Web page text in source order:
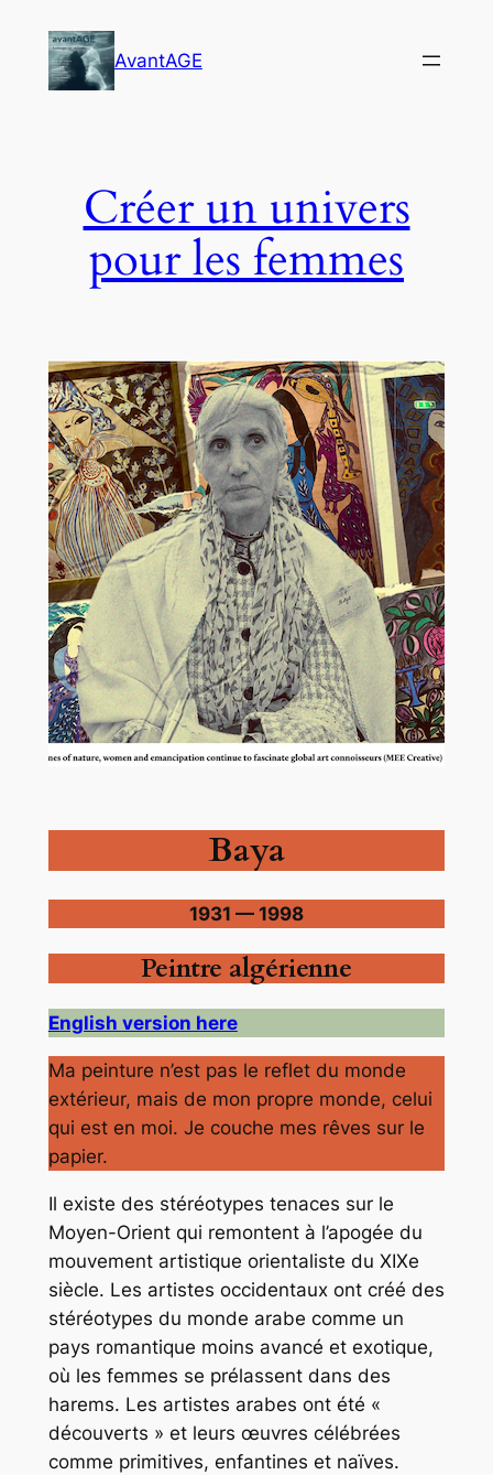
content
AvantAGE
Créer un univers
pour les femmes
Baya
1931 — 1998
Peintre algérienne
English version here
Ma peinture n’est pas le reflet du monde
extérieur, mais de mon propre monde, celui
qui est en moi. Je couche mes rêves sur le
papier.
Il existe des stéréotypes tenaces sur le
Moyen-Orient qui remontent à l’apogée du
mouvement artistique orientaliste du XIXe
siècle. Les artistes occidentaux ont créé des
stéréotypes du monde arabe comme un
pays romantique moins avancé et exotique,
où les femmes se prélassent dans des
harems. Les artistes arabes ont été «
découverts » et leurs œuvres célébrées
comme primitives, enfantines et naïves.